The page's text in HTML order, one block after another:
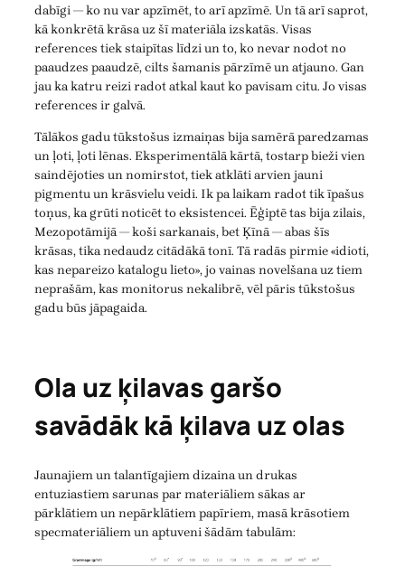
dabīgi — ko nu var apzīmēt, to arī apzīmē. Un tā arī saprot,
kā konkrētā krāsa uz šī materiāla izskatās. Visas
references tiek staipītas līdzi un to, ko nevar nodot no
paaudzes paaudzē, cilts šamanis pārzīmē un atjauno. Gan
jau ka katru reizi radot atkal kaut ko pavisam citu. Jo visas
references ir galvā.
Tālākos gadu tūkstošus izmaiņas bija samērā paredzamas
un ļoti, ļoti lēnas. Eksperimentālā kārtā, tostarp bieži vien
saindējoties un nomirstot, tiek atklāti arvien jauni
pigmentu un krāsvielu veidi. Ik pa laikam radot tik īpašus
toņus, ka grūti noticēt to eksistencei. Ēģiptē tas bija zilais,
Mezopotāmijā — koši sarkanais, bet Ķīnā — abas šīs
krāsas, tika nedaudz citādākā tonī. Tā radās pirmie «idioti,
kas nepareizo katalogu lieto», jo vainas novelšana uz tiem
neprašām, kas monitorus nekalibrē, vēl pāris tūkstošus
gadu būs jāpagaida.
Ola uz ķilavas garšo
savādāk kā ķilava uz olas
Jaunajiem un talantīgajiem dizaina un drukas
entuziastiem sarunas par materiāliem sākas ar
pārklātiem un nepārklātiem papīriem, masā krāsotiem
specmateriāliem un aptuveni šādām tabulām: